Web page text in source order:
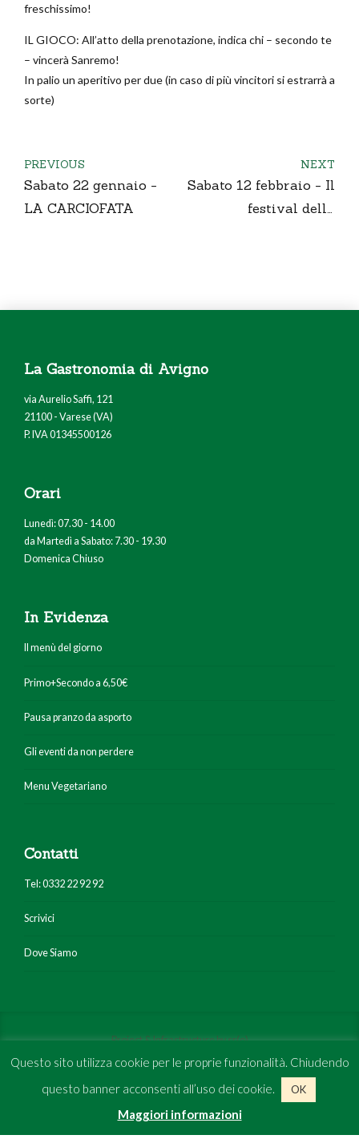
freschissimo!
IL GIOCO: All’atto della prenotazione, indica chi – secondo te
– vincerà Sanremo!
In palio un aperitivo per due (in caso di più vincitori si estrarrà a
sorte)
PREVIOUS
Sabato 22 gennaio -
LA CARCIOFATA
NEXT
Sabato 12 febbraio - Il
festival della
La Gastronomia di Avigno
via Aurelio Saffi, 121
21100 - Varese (VA)
P. IVA 01345500126
Orari
Lunedì: 07.30 - 14.00
da Martedì a Sabato: 7.30 - 19.30
Domenica Chiuso
In Evidenza
Il menù del giorno
Primo+Secondo a 6,50€
Pausa pranzo da asporto
Gli eventi da non perdere
Menu Vegetariano
Contatti
Tel: 0332 22 92 92
Scrivici
Dove Siamo
Project & Infrastructure bysr(o)
Bottega Cucina Servizi News
Chi Siamo
Questo sito utilizza cookie per le proprie funzionalità. Chiudendo
questo banner acconsenti all’uso dei cookie.
OK
Maggiori informazioni